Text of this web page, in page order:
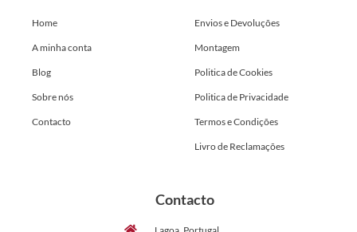
Home
A minha conta
Blog
Sobre nós
Contacto
Envios e Devoluções
Montagem
Politica de Cookies
Politica de Privacidade
Termos e Condições
Livro de Reclamações
Contacto